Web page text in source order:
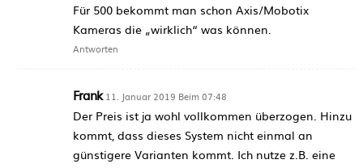
Für 500 bekommt man schon Axis/Mobotix
Kameras die „wirklich“ was können.
Antworten
Frank 11. Januar 2019 Beim 07:48
Der Preis ist ja wohl vollkommen überzogen. Hinzu
kommt, dass dieses System nicht einmal an
günstigere Varianten kommt. Ich nutze z.B. eine